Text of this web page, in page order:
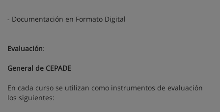
- Documentación en Formato Digital
Evaluación:
General de CEPADE
En cada curso se utilizan como instrumentos de evaluación
los siguientes: